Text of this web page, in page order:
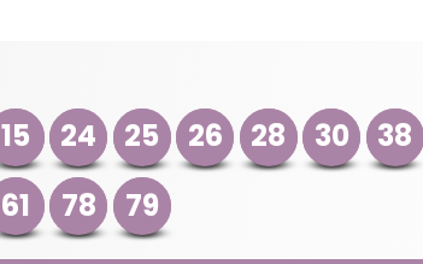
15 24 25 26 28 30 38
61 78 79